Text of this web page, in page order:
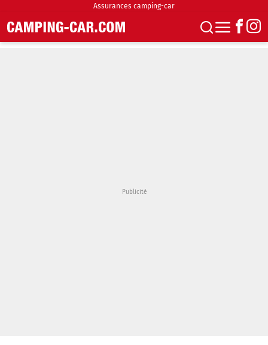
Assurances camping-car